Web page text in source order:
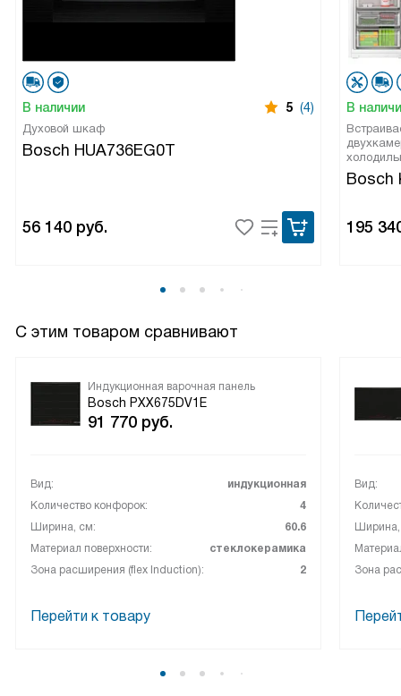
В наличии 5 (4)
Духовой шкаф
Bosch HUA736EG0T
56 140 руб.
В
Bosch
195
С этим товаром сравнивают
Индукционная варочная панель
Bosch PXX675DV1E
91 770 руб.
Вид:
индукционная
Количество конфорок:
4
Ширина, см:
60.6
Материал поверхности:
стеклокерамика
Зона расширения (flex Induction):
2
Перейти к товару
Вид:
Зона